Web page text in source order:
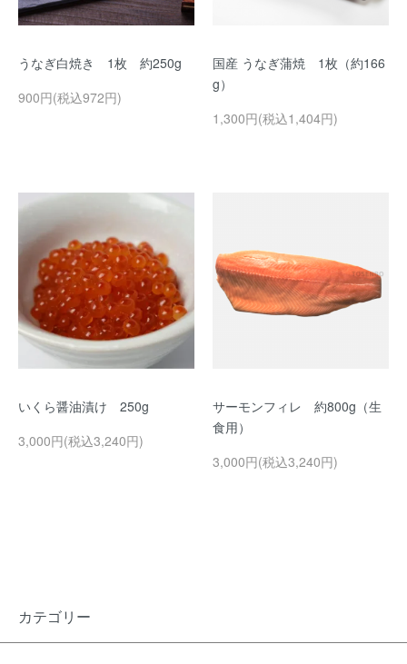
うなぎ白焼き 1枚 約250g
900円(税込972円)
国産 うなぎ蒲焼 1枚（約166
g）
1,300円(税込1,404円)
いくら醤油漬け 250g
3,000円(税込3,240円)
サーモンフィレ 約800g（生
食用）
3,000円(税込3,240円)
カテゴリー